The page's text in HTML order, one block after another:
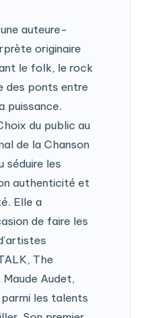
auteure-
originaire
le folk, le rock
des ponts entre
puissance.
du public au
de la Chanson
séduire les
authenticité et
Elle a
de faire les
The
Audet,
les talents